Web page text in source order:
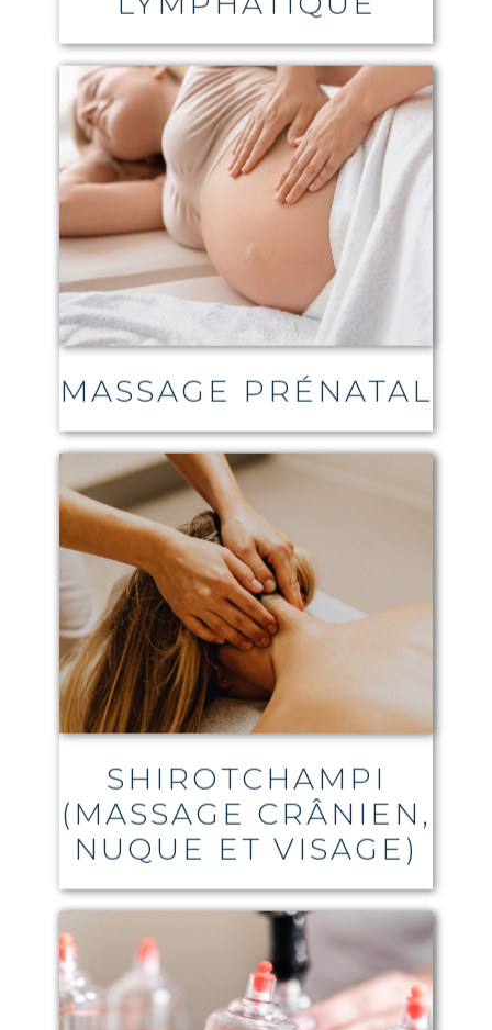
MASSAGE PRÉNATAL
SHIROTCHAMPI
(MASSAGE CRÂNIEN,
NUQUE ET VISAGE)